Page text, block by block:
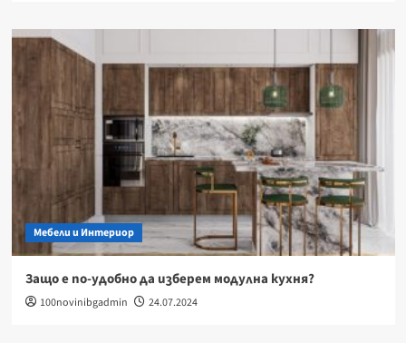
Мебели и Интериор
Защо е по-удобно да изберем модулна кухня?
100novinibgadmin 24.07.2024